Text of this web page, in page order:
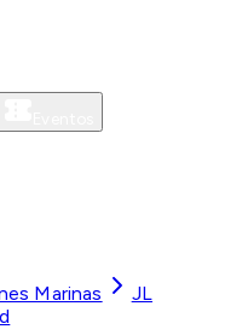
Marinas
JL